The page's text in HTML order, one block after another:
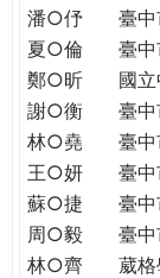
潘○伃
臺
夏○倫
臺
鄭○昕
國
謝○衡
臺
林○堯
臺
王○妍
臺
蘇○捷
臺
周○毅
臺
林○齊
葳